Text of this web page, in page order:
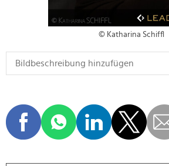
© Katharina Schiffl